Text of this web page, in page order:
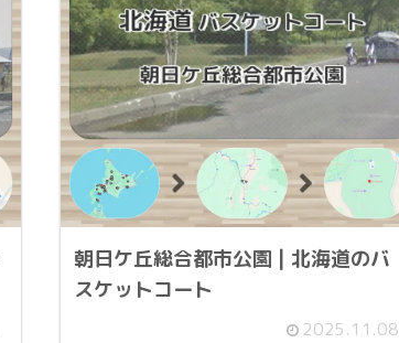
朝日ケ丘総合都市公園 | 北海道のバ
スケットコート
2025.11.08